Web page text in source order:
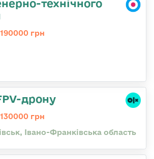
технічного
грн
дрону
грн
Івано-Франківська область